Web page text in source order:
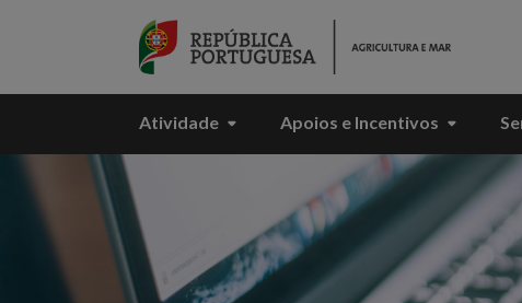
Skip to Main Content
Atividade Apoios e Incentivos